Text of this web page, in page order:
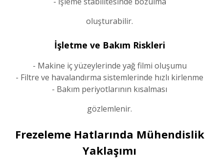
oluşturabilir.
İşletme ve Bakım Riskleri
- Makine iç yüzeylerinde yağ filmi oluşumu
- Filtre ve havalandırma sistemlerinde hızlı kirlenme
- Bakım periyotlarının kısalması
gözlemlenir.
Frezeleme Hatlarında Mühendislik
Yaklaşımı